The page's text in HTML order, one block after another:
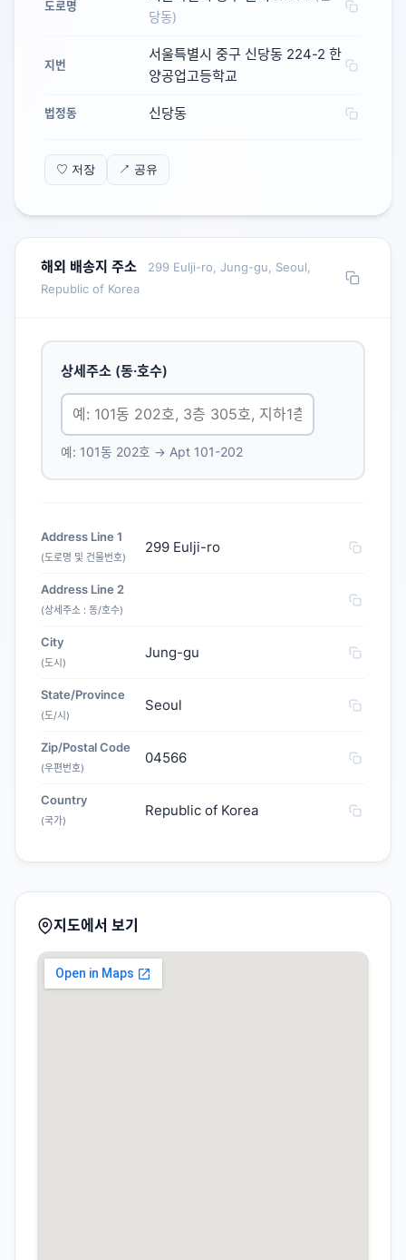
도로명
당동)
지번
서울특별시 중구 신당동 224-2 한
양공업고등학교
법정동 신당동
♡ 저장 ↗ 공유
해외 배송지 주소
299 Eulji-ro, Jung-gu, Seoul,
Republic of Korea
상세주소 (동·호수)
예: 101동 202호 → Apt 101-202
Address Line 1
(도로명 및 건물번호)
299 Eulji-ro
Address Line 2
(상세주소 : 동/호수)
City
(도시)
Jung-gu
State/Province
(도/시)
Seoul
Zip/Postal Code
(우편번호)
04566
Country
(국가)
Republic of Korea
지도에서 보기